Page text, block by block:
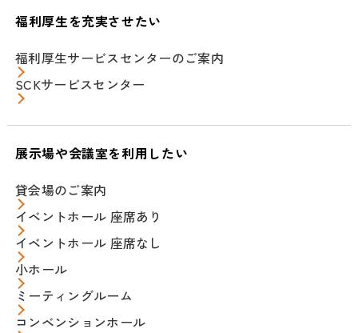
福利厚生を充実させたい
福利厚生サービスセンターのご案内
SCKサービスセンター
展示場や会議室を利用したい
貸会場のご案内
イベントホール 座席あり
イベントホール 座席なし
小ホール
ミーティングルーム
コンベンションホール